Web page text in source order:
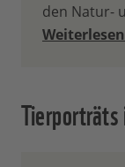
den Natur-